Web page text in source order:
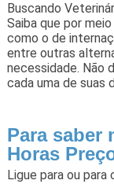
Buscando
Saiba que por
como o de
entre outras
necessidade. Não
cada uma de suas
Para saber
Horas
Ligue para ou para